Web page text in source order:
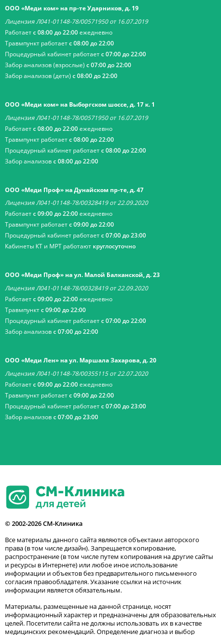
ООО «Меди ком» на пр-те Ударников, д. 19
Лицензия Л041-01148-78/00571950 от 16.07.2019
Работаетс 08:00 до 22:00ежедневно
Травмпункт работаетс 08:00 до 22:00
Процедурный кабинет работаетс 07:00 до 22:00
Забор анализов (взрослые) с 07:00 до 22:00
Забор анализов (дети) с 08:00 до 22:00
ООО «Меди ком» на Выборгском шоссе, д. 17 к. 1
Лицензия Л041-01148-78/00571950 от 16.07.2019
Работаетс 08:00 до 22:00ежедневно
Травмпункт работаетс 08:00 до 22:00
Процедурный кабинет работаетс 08:00 до 22:00
Забор анализовс 08:00 до 22:00
ООО «Меди Проф» на Дунайском пр-те, д. 47
Лицензия Л041-01148-78/00328419 от 22.09.2020
Работаетс 09:00 до 22:00ежедневно
Травмпункт работаетс 09:00 до 22:00
Процедурный кабинет работаетс 07:00 до 23:00
Кабинеты КТ и МРТ работают круглосуточно
ООО «Меди Проф» на ул. Малой Балканской, д. 23
Лицензия Л041-01148-78/00328419 от 22.09.2020
Работаетс 09:00 до 22:00ежедневно
Травмпунктс 09:00 до 22:00
Процедурный кабинет работаетс 07:00 до 22:00
Забор анализовс 07:00 до 22:00
ООО «Меди Лен» на ул. Маршала Захарова, д. 20
Лицензия Л041-01148-78/00355115 от 22.07.2020
Работаетс 09:00 до 22:00ежедневно
Травмпункт работаетс 09:00 до 22:00
Процедурный кабинет работаетс 07:00 до 23:00
Забор анализовс 07:00 до 23:00
© 2002-2026 СМ-Клиника
Все материалы данного сайта являются объектами авторского
права (в том числе дизайн). Запрещается копирование,
распространение (в том числе путем копирования на другие сайты
и ресурсы в Интернете) или любое иное использование
информации и объектов без предварительного письменного
согласия правообладателя. Указание ссылки на источник
информации является обязательным.
Материалы, размещенные на данной странице, носят
информационный характер и предназначены для образовательных
целей. Посетители сайта не должны использовать их в качестве
медицинских рекомендаций. Определение диагноза и выбор